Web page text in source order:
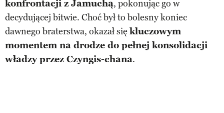
konfrontacji z Jamuchą, pokonując go w
decydującej bitwie. Choć był to bolesny koniec
dawnego braterstwa, okazał się kluczowym
momentem na drodze do pełnej konsolidacji
władzy przez Czyngis-chana.